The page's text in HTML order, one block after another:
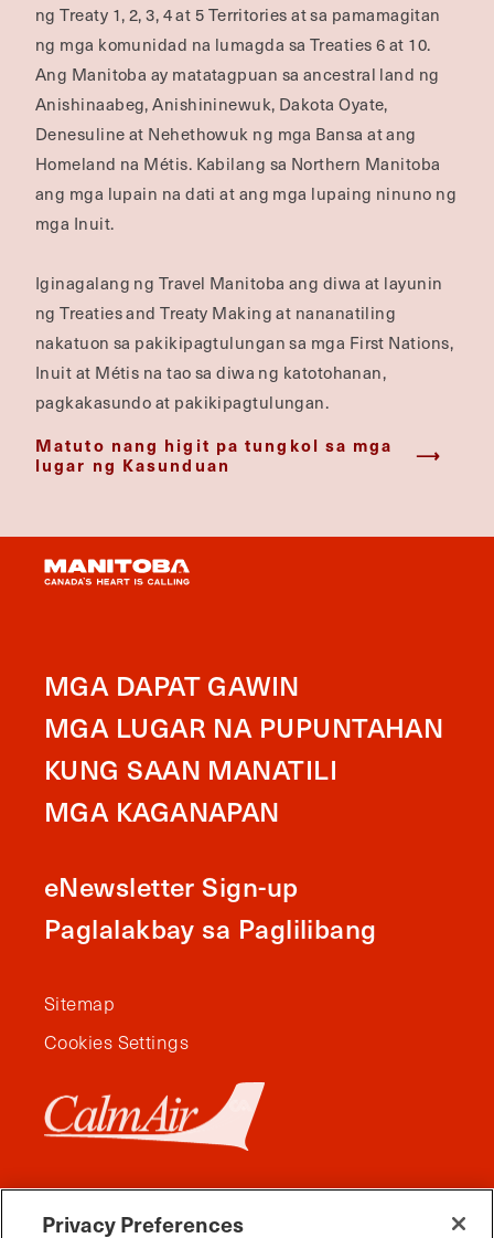
ng Treaty 1, 2, 3, 4 at 5 Territories at sa pamamagitan
ng mga komunidad na lumagda sa Treaties 6 at 10.
Ang Manitoba ay matatagpuan sa ancestral land ng
Anishinaabeg, Anishininewuk, Dakota Oyate,
Denesuline at Nehethowuk ng mga Bansa at ang
Homeland na Métis. Kabilang sa Northern Manitoba
ang mga lupain na dati at ang mga lupaing ninuno ng
mga Inuit.
Iginagalang ng Travel Manitoba ang diwa at layunin
ng Treaties and Treaty Making at nananatiling
nakatuon sa pakikipagtulungan sa mga First Nations,
Inuit at Métis na tao sa diwa ng katotohanan,
pagkakasundo at pakikipagtulungan.
Matuto nang higit pa tungkol sa mga
lugar ng Kasunduan
MGA DAPAT GAWIN
MGA LUGAR NA PUPUNTAHAN
KUNG SAAN MANATILI
MGA KAGANAPAN
eNewsletter Sign-up
Paglalakbay sa Paglilibang
Sitemap
Cookies Settings
Privacy Preferences